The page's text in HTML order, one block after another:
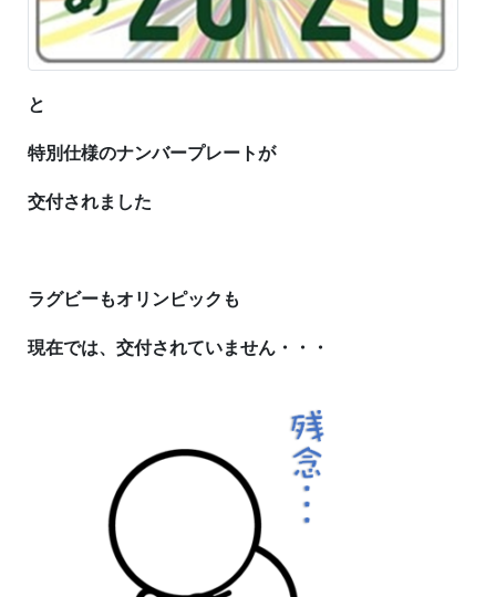
と
特別仕様のナンバープレートが
交付されました
ラグビーもオリンピックも
現在では、交付されていません・・・